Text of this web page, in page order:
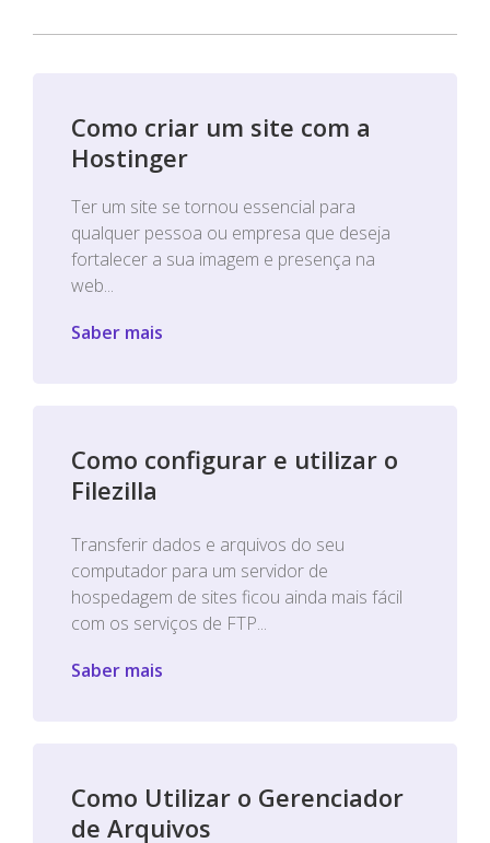
Como criar um site com a
Hostinger
Ter um site se tornou essencial para
qualquer pessoa ou empresa que deseja
fortalecer a sua imagem e presença na
web...
Saber mais
Como configurar e utilizar o
Filezilla
Transferir dados e arquivos do seu
computador para um servidor de
hospedagem de sites ficou ainda mais fácil
com os serviços de FTP...
Saber mais
Como Utilizar o Gerenciador
de Arquivos